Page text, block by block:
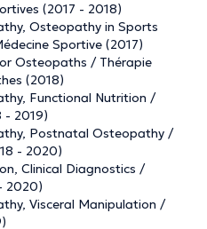
(2017 - 2018)
Osteopathy in Sports
Sportive (2017)
Osteopaths / Thérapie
(2018)
Functional Nutrition /
- 2019)
Postnatal Osteopathy /
- 2020)
Clinical Diagnostics /
2020)
Visceral Manipulation /